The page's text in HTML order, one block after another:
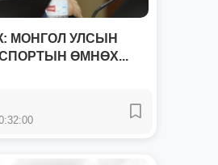
МОНГОЛ УЛСЫН
ӨМНӨХ...